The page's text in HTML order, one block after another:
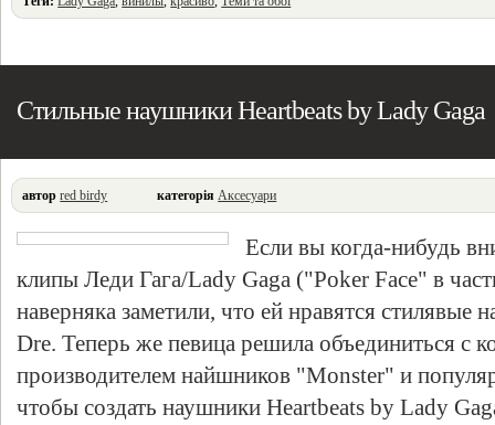
Стильные наушники Heartbeats by Lady Gaga
автор red birdy категорія Аксесуари
Если вы когда-нибудь
клипы Леди Гага/Lady Gaga ("Poker Face" в
наверняка заметили, что ей нравятся стилявые
Dre. Теперь же певица решила объединиться с
производителем найшников "Monster" и
чтобы создать наушники Heartbeats by Lady